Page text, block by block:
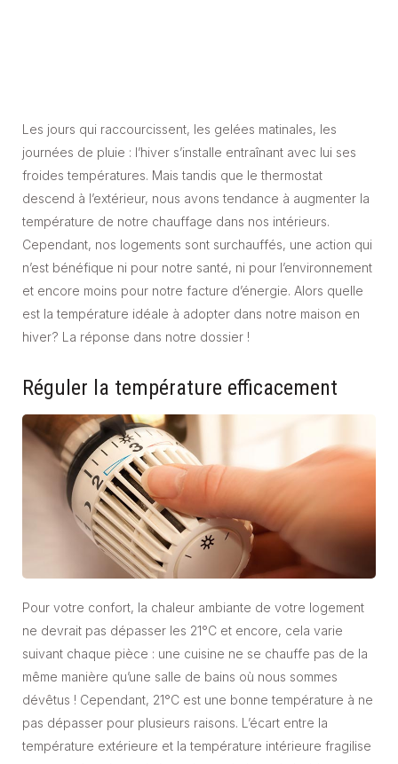
Les jours qui raccourcissent, les gelées matinales, les
journées de pluie : l’hiver s’installe entraînant avec lui ses
froides températures. Mais tandis que le thermostat
descend à l’extérieur, nous avons tendance à augmenter la
température de notre chauffage dans nos intérieurs.
Cependant, nos logements sont surchauffés, une action qui
n’est bénéfique ni pour notre santé, ni pour l’environnement
et encore moins pour notre facture d’énergie. Alors quelle
est la température idéale à adopter dans notre maison en
hiver? La réponse dans notre dossier !
Réguler la température efficacement
Pour votre confort, la chaleur ambiante de votre logement
ne devrait pas dépasser les 21°C et encore, cela varie
suivant chaque pièce : une cuisine ne se chauffe pas de la
même manière qu’une salle de bains où nous sommes
dévêtus ! Cependant, 21°C est une bonne température à ne
pas dépasser pour plusieurs raisons. L’écart entre la
température extérieure et la température intérieure fragilise